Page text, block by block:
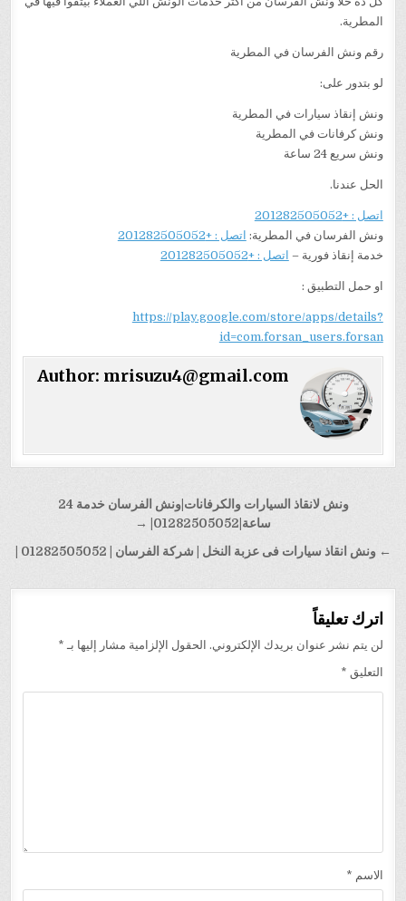
المطرية.
رقم ونش الفرسان في المطرية
لو بتدور على:
ونش إنقاذ سيارات في المطرية
ونش كرفانات في المطرية
ونش سريع 24 ساعة
الحل عندنا.
اتصل : +201282505052
ونش الفرسان في المطرية: اتصل : +201282505052
خدمة إنقاذ فورية – اتصل : +201282505052
او حمل التطبيق :
https://play.google.com/store/apps/details?
id=com.forsan_users.forsan
Author: mrisuzu4@gmail.com
تصفّح
ونش لانقاذ السيارات والكرفانات|ونش الفرسان خدمة 24
ساعة|01282505052| →
← ونش انقاذ سيارات فى عزبة النخل | شركة الفرسان | 01282505052 |
اترك تعليقاً
لن يتم نشر عنوان بريدك الإلكتروني. الحقول الإلزامية مشار إليها بـ *
التعليق *
الاسم *